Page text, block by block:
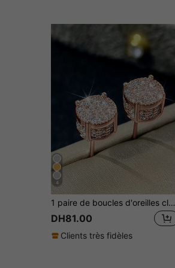
4
1 paire de boucles d'oreilles clous en zirconium cubique élégantes, conçues pour les femmes, convenant pour les mariages, les fiançailles, les fêtes d'anniversaire, les cadeaux de la Saint-Valentin
DH81.00
Clients très fidèles